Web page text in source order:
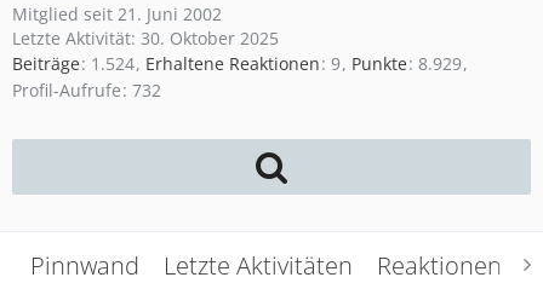
Mitglied seit 21. Juni 2002
Letzte Aktivität: 30. Oktober 2025
Beiträge 1.524 Erhaltene Reaktionen 9 Punkte 8.929
Profil-Aufrufe 732
Pinnwand Letzte Aktivitäten Reaktionen